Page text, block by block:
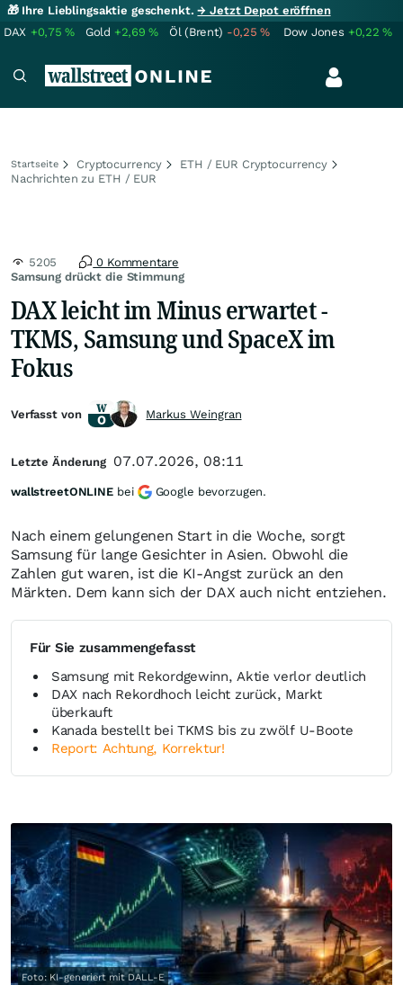
🎁 Ihre Lieblingsaktie geschenkt.→ Jetzt Depot eröffnen
DAX +0,75% Gold +2,69% Öl (Brent) -0,25% Dow Jones +0,22%
Startseite Cryptocurrency
ETH / EUR Cryptocurrency
Nachrichten zu ETH / EUR
Samsung drückt die Stimmung
5205 0 Kommentare
DAX leicht im Minus erwartet -
TKMS, Samsung und SpaceX im
Fokus
Nach einem gelungenen Start in die Woche, sorgt
Samsung für lange Gesichter in Asien. Obwohl die
Zahlen gut waren, ist die KI-Angst zurück an den
Märkten. Dem kann sich der DAX auch nicht entziehen.
Für Sie zusammengefasst
Samsung mit Rekordgewinn, Aktie verlor deutlich
DAX nach Rekordhoch leicht zurück, Markt
überkauft
Kanada bestellt bei TKMS bis zu zwölf U-Boote
Report: Achtung, Korrektur!
Foto: KI-generiert mit DALL-E
Verfasst von Markus Weingran
Letzte Änderung 07.07.2026, 08:11
wallstreetONLINE bei Google bevorzugen.